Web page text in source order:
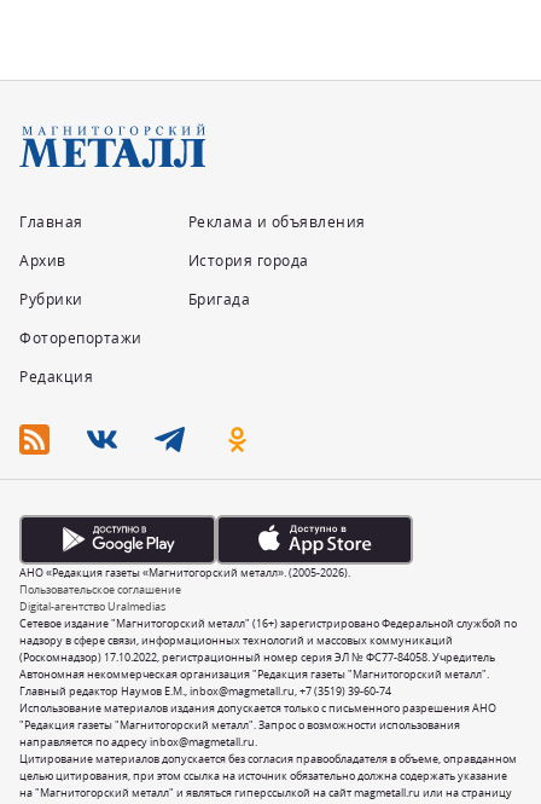
Главная
Архив
Рубрики
Фоторепортажи
Редакция
Реклама и объявления
История города
Бригада
Сетевое издание "Магнитогорский металл" (16+) зарегистрировано Федеральной службой по
надзору в сфере связи, информационных технологий и массовых коммуникаций
(Роскомнадзор) 17.10.2022, регистрационный номер серия ЭЛ № ФС77-84058. Учредитель
Автономная некоммерческая организация "Редакция газеты "Магнитогорский металл".
Главный редактор Наумов Е.М.,inbox@magmetall.ru,+7 (3519) 39-60-74
Использование материалов издания допускается только с письменного разрешения АНО
"Редакция газеты "Магнитогорский металл". Запрос о возможности использования
направляется по адресуinbox@magmetall.ru.
Цитирование материалов допускается без согласия правообладателя в объеме, оправданном
целью цитирования, при этом ссылка на источник обязательно должна содержать указание
на "Магнитогорский металл" и являться гиперссылкой на сайт magmetall.ru или на страницу
Пользовательское соглашение
Digital-агентство Uralmedias
АНО «Редакция газеты «Магнитогорский металл». (2005-2026).